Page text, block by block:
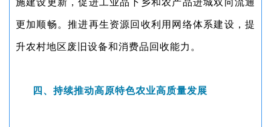
更加顺畅。推进再生资源回收利用网络体系建设，提
升农村地区废旧设备和消费品回收能力。
四、持续推动高原特色农业高质量发展